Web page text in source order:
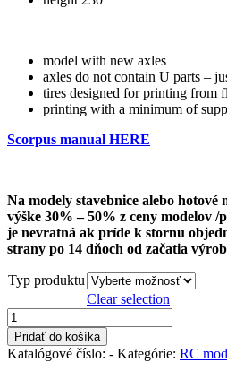
model with new axles
axles do not contain U parts –
tires designed for printing from
printing with a minimum of
Scorpus manual HERE
Na modely stavebnice alebo hotové
výške 30% – 50% z ceny modelov
je nevratná ak príde k stornu
strany po 14 dňoch od začatia
Typ produktu
Clear selection
množstvo
Scorpus
rover
Pridať do košíka
Katalógové číslo: - Kategórie: RC